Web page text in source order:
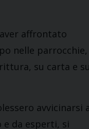
affrontato
nelle parrocchie,
su carta e
avvicinarsi a
da esperti, si